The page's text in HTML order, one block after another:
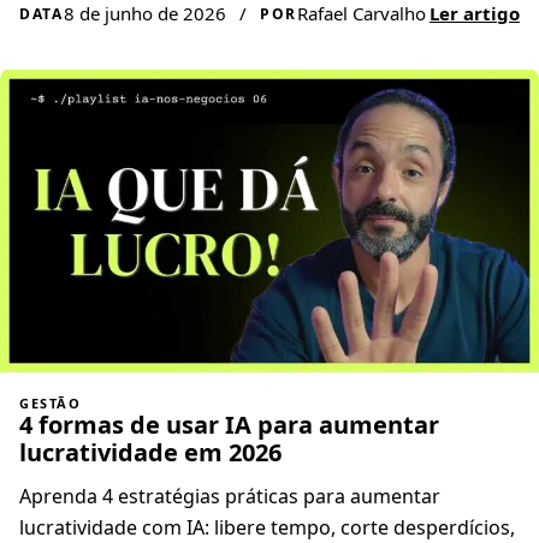
DATA8 de junho de 2026 / PORRafael Carvalho Ler artigo
GESTÃO
4 formas de usar IA para aumentar
lucratividade em 2026
Aprenda 4 estratégias práticas para aumentar
lucratividade com IA: libere tempo, corte desperdícios,